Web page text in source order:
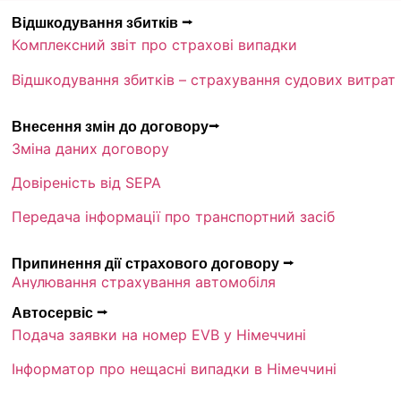
Відшкодування збитків ⭢
Комплексний звіт про страхові випадки
Відшкодування збитків – страхування судових витрат
Внесення змін до договору⭢
Зміна даних договору
Довіреність від SEPA
Передача інформації про транспортний засіб
Припинення дії страхового договору ⭢
Анулювання страхування автомобіля
Автосервіс ⭢
Подача заявки на номер EVB у Німеччині
Інформатор про нещасні випадки в Німеччині